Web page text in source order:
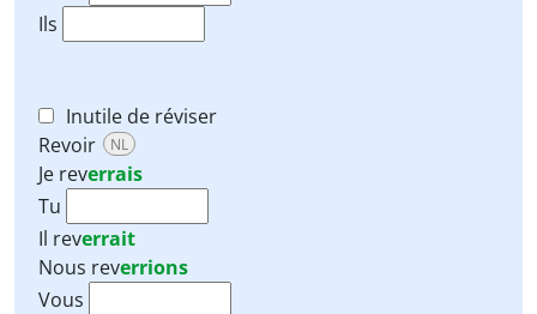
Ils
Inutile de réviser
Revoir
NL
Je reverrais
Tu
Il reverrait
Nous reverrions
Vous